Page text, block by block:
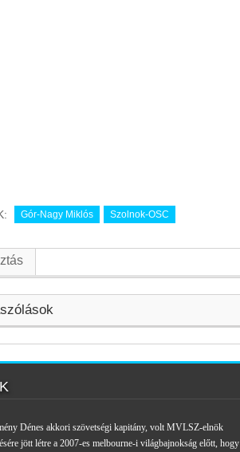
Gór-Nagy Miklós Szolnok-OSC
Dénes akkori szövetségi kapitány, volt MVLSZ-elnök
jött létre a 2007-es melbourne-i világbajnokság előtt, hogy